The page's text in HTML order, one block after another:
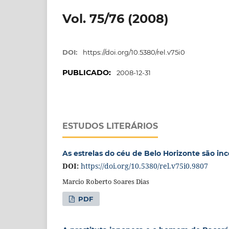
Vol. 75/76 (2008)
DOI: https://doi.org/10.5380/rel.v75i0
PUBLICADO: 2008-12-31
ESTUDOS LITERÁRIOS
As estrelas do céu de Belo Horizonte são
DOI: https://doi.org/10.5380/rel.v75i0.9807
Marcio Roberto Soares Dias
PDF